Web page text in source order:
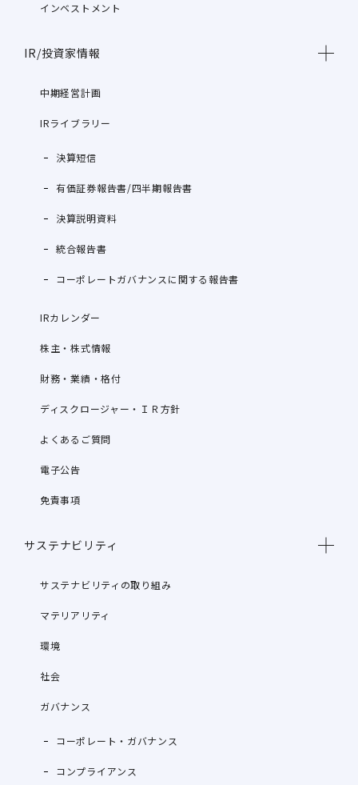
インベストメント
IR/投資家情報
中期経営計画
IRライブラリー
決算短信
有価証券報告書/四半期報告書
決算説明資料
統合報告書
コーポレートガバナンスに関する報告書
IRカレンダー
株主・株式情報
財務・業績・格付
ディスクロージャー・ＩＲ方針
よくあるご質問
電子公告
免責事項
サステナビリティ
サステナビリティの取り組み
マテリアリティ
環境
社会
ガバナンス
コーポレート・ガバナンス
コンプライアンス